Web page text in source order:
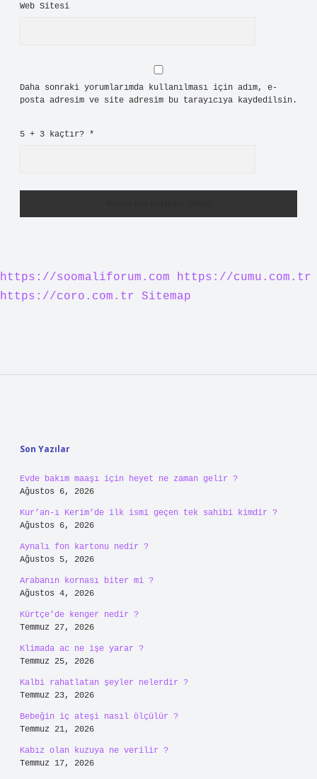
Web Sitesi
Daha sonraki yorumlarımda kullanılması için adım, e-
posta adresim ve site adresim bu tarayıcıya kaydedilsin.
5 + 3 kaçtır? *
https://soomaliforum.com
https://cumu.com.tr
https://coro.com.tr
Sitemap
Son Yazılar
Evde bakım maaşı için heyet ne zaman gelir ?
Ağustos 6, 2026
Kur’an-ı Kerim’de ilk ismi geçen tek sahibi kimdir ?
Ağustos 6, 2026
Aynalı fon kartonu nedir ?
Ağustos 5, 2026
Arabanın kornası biter mi ?
Ağustos 4, 2026
Kürtçe’de kenger nedir ?
Temmuz 27, 2026
Klimada ac ne işe yarar ?
Temmuz 25, 2026
Kalbi rahatlatan şeyler nelerdir ?
Temmuz 23, 2026
Bebeğin iç ateşi nasıl ölçülür ?
Temmuz 21, 2026
Kabız olan kuzuya ne verilir ?
Temmuz 17, 2026